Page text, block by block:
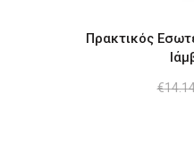
Πρακτικός
€